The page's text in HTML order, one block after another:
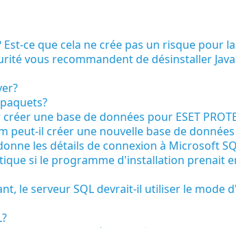
ce que cela ne crée pas un risque pour
vous recommandent de désinstaller
une base de données pour ESET
peut-il créer une nouvelle base de
les détails de connexion à Microsoft
si le programme d'installation prenait
le serveur SQL devrait-il utiliser le mode